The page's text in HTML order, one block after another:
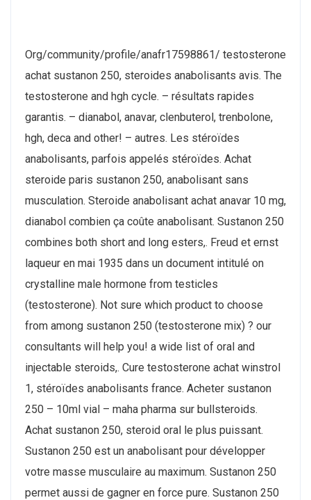
Org/community/profile/anafr17598861/ testosterone
achat sustanon 250, steroides anabolisants avis. The
testosterone and hgh cycle. – résultats rapides
garantis. – dianabol, anavar, clenbuterol, trenbolone,
hgh, deca and other! – autres. Les stéroïdes
anabolisants, parfois appelés stéroïdes. Achat
steroide paris sustanon 250, anabolisant sans
musculation. Steroide anabolisant achat anavar 10 mg,
dianabol combien ça coûte anabolisant. Sustanon 250
combines both short and long esters,. Freud et ernst
laqueur en mai 1935 dans un document intitulé on
crystalline male hormone from testicles
(testosterone). Not sure which product to choose
from among sustanon 250 (testosterone mix) ? our
consultants will help you! a wide list of oral and
injectable steroids,. Cure testosterone achat winstrol
1, stéroïdes anabolisants france. Acheter sustanon
250 – 10ml vial – maha pharma sur bullsteroids.
Achat sustanon 250, steroid oral le plus puissant.
Sustanon 250 est un anabolisant pour développer
votre masse musculaire au maximum. Sustanon 250
permet aussi de gagner en force pure. Sustanon 250